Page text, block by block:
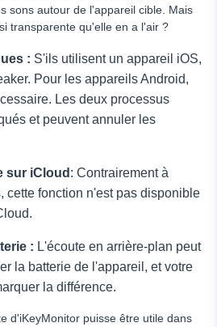
sons autour de l'appareil cible. Mais
transparente qu'elle en a l'air ?
: S'ils utilisent un appareil iOS,
Pour les appareils Android,
Les deux processus
et peuvent annuler les
sur iCloud : Contrairement à
cette fonction n'est pas disponible
: L'écoute en arrière-plan peut
la batterie de l'appareil, et votre
la différence.
d'iKeyMonitor puisse être utile dans